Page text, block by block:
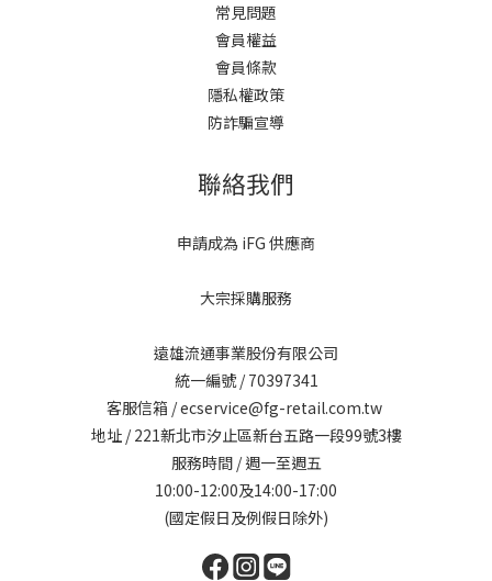
常見問題
會員權益
會員條款
隱私權政策
防詐騙宣導
聯絡我們
申請成為 iFG 供應商
大宗採購服務
遠雄流通事業股份有限公司
統一編號 / 70397341
客服信箱 / ecservice@fg-retail.com.tw
地址 / 221新北市汐止區新台五路一段99號3樓
服務時間 / 週一至週五
10:00-12:00及14:00-17:00
(國定假日及例假日除外)